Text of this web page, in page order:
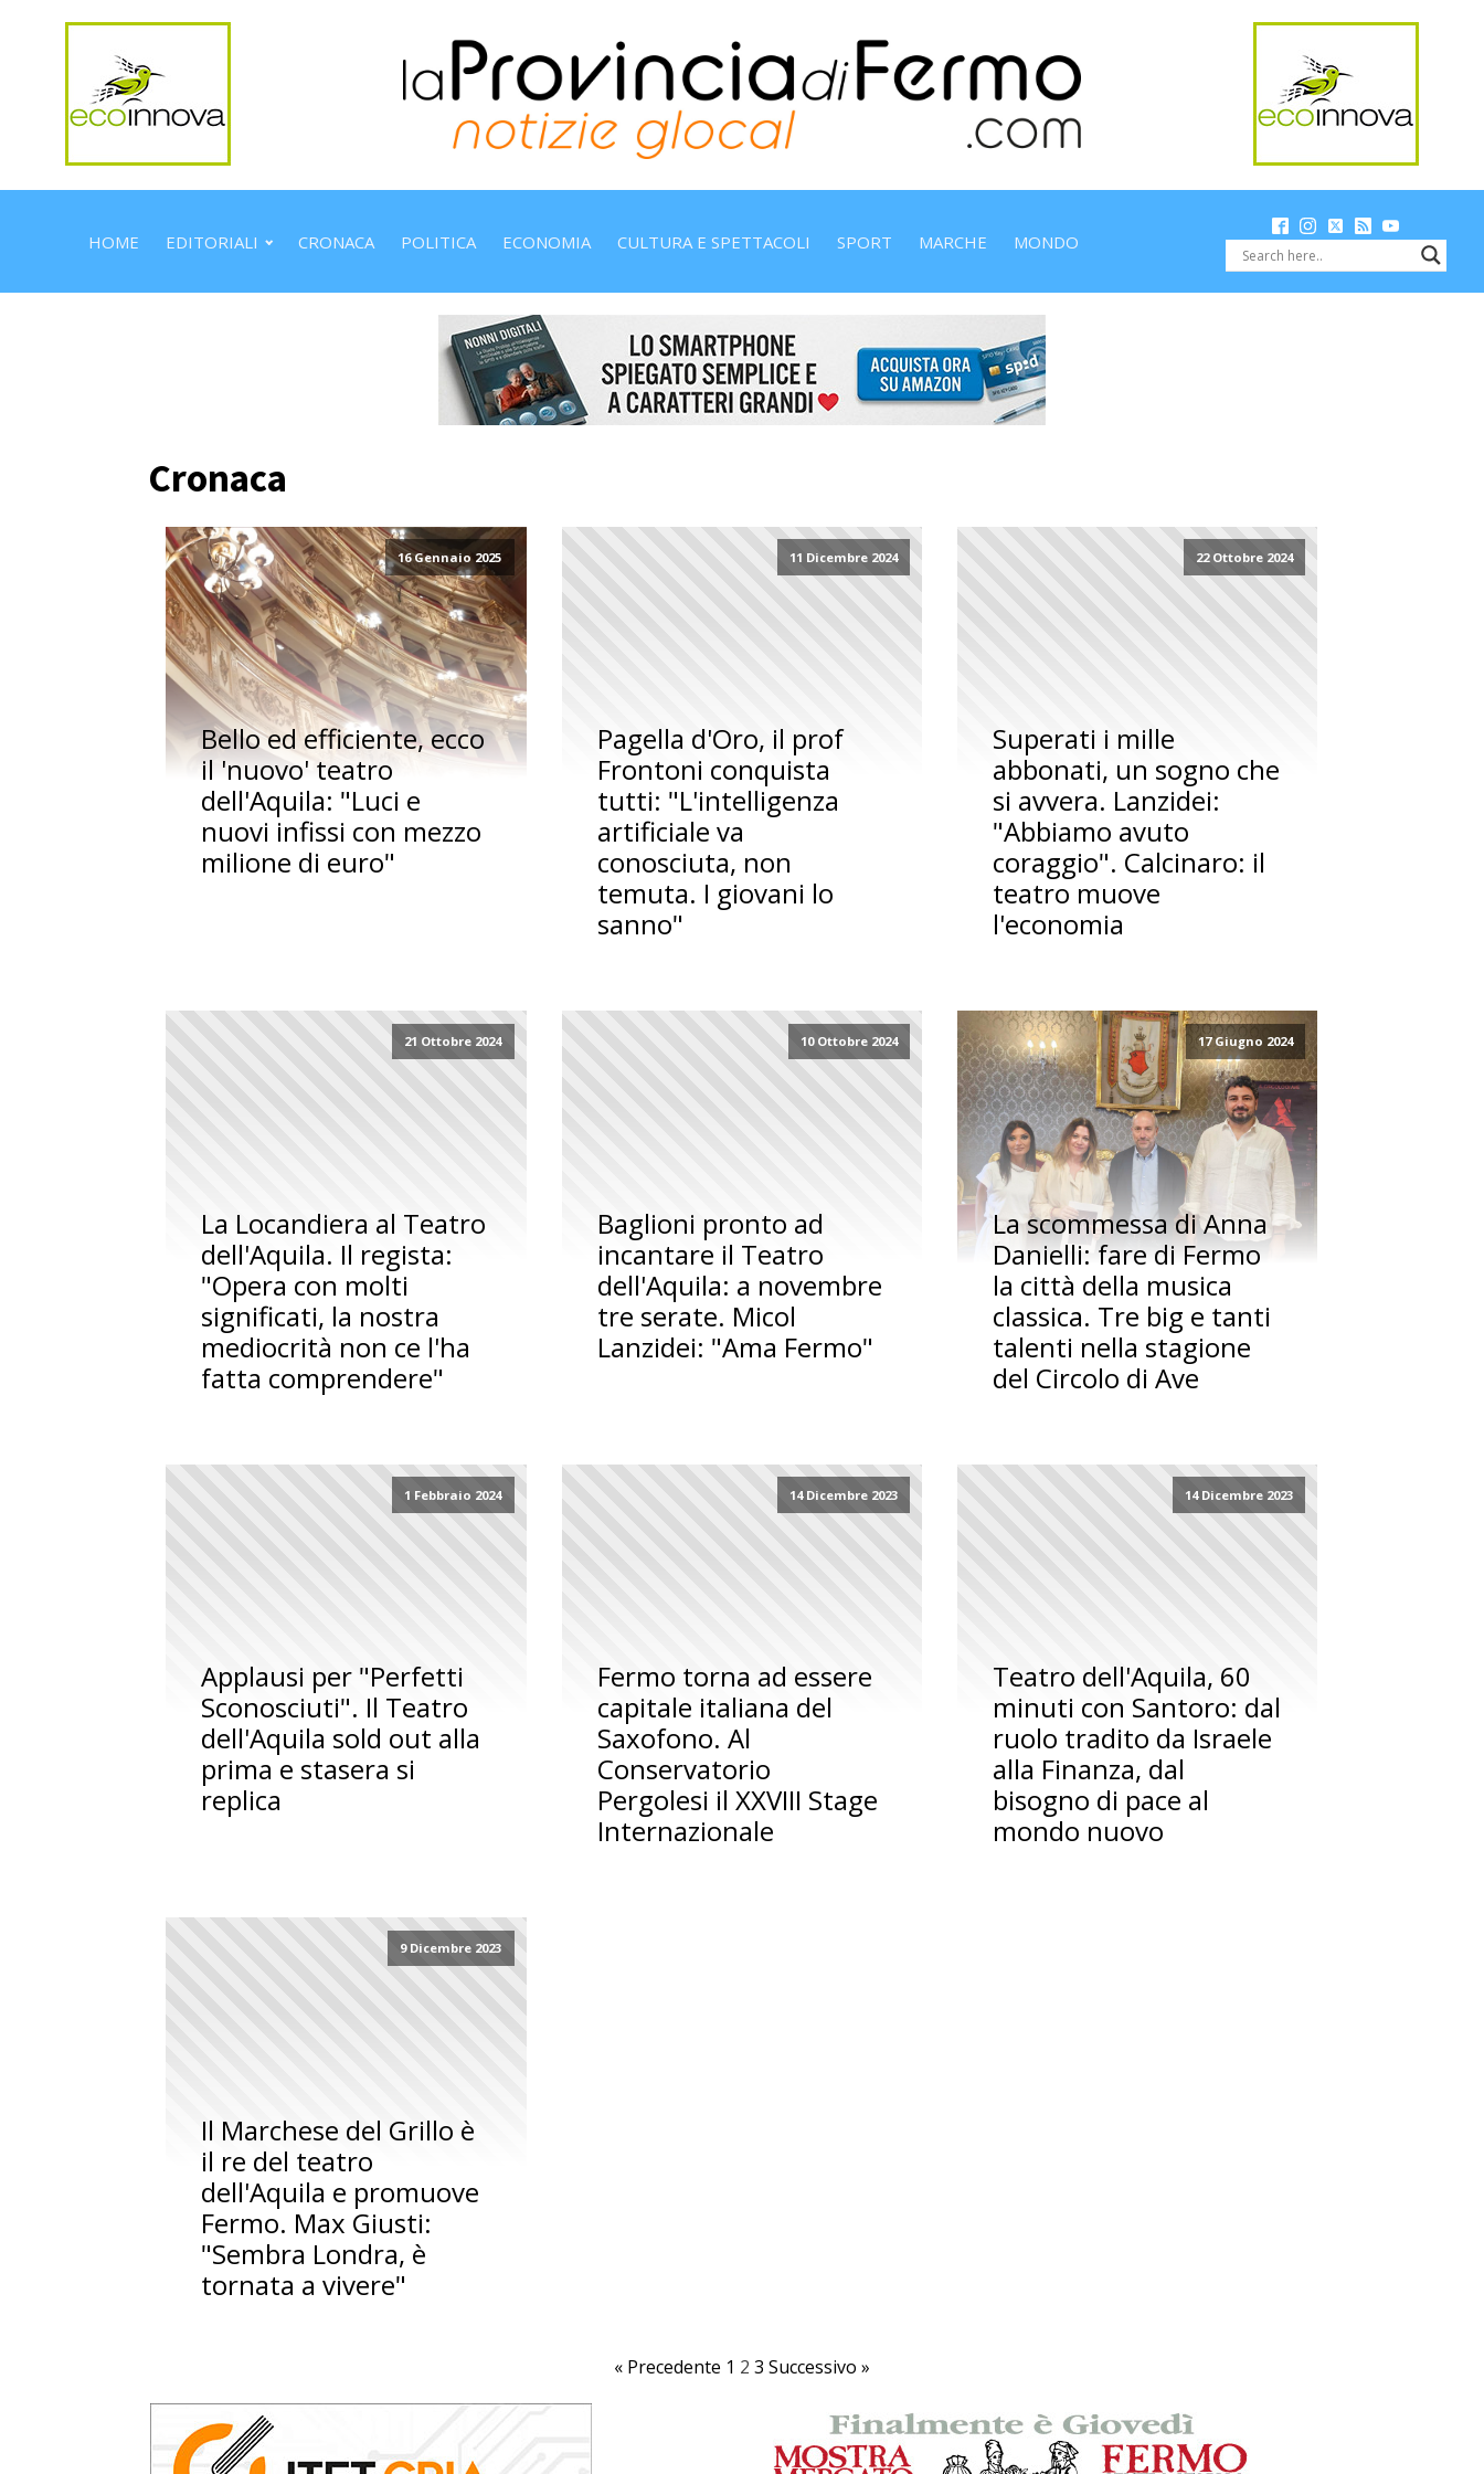
HOME EDITORIALI CRONACA POLITICA ECONOMIA CULTURA E SPETTACOLI SPORT MARCHE MONDO
Cronaca
16 Gennaio 2025
Bello ed efficiente, ecco
il 'nuovo' teatro
dell'Aquila: "Luci e
nuovi infissi con mezzo
milione di euro"
11 Dicembre 2024
Pagella d'Oro, il prof
Frontoni conquista
tutti: "L'intelligenza
artificiale va
conosciuta, non
temuta. I giovani lo
sanno"
22 Ottobre 2024
Superati i mille
abbonati, un sogno che
si avvera. Lanzidei:
"Abbiamo avuto
coraggio". Calcinaro: il
teatro muove
l'economia
21 Ottobre 2024
La Locandiera al Teatro
dell'Aquila. Il regista:
"Opera con molti
significati, la nostra
mediocrità non ce l'ha
fatta comprendere"
10 Ottobre 2024
Baglioni pronto ad
incantare il Teatro
dell'Aquila: a novembre
tre serate. Micol
Lanzidei: "Ama Fermo"
17 Giugno 2024
La scommessa di Anna
Danielli: fare di Fermo
la città della musica
classica. Tre big e tanti
talenti nella stagione
del Circolo di Ave
1 Febbraio 2024
Applausi per "Perfetti
Sconosciuti". Il Teatro
dell'Aquila sold out alla
prima e stasera si
replica
14 Dicembre 2023
Fermo torna ad essere
capitale italiana del
Saxofono. Al
Conservatorio
Pergolesi il XXVIII Stage
Internazionale
14 Dicembre 2023
Teatro dell'Aquila, 60
minuti con Santoro: dal
ruolo tradito da Israele
alla Finanza, dal
bisogno di pace al
mondo nuovo
9 Dicembre 2023
Il Marchese del Grillo è
il re del teatro
dell'Aquila e promuove
Fermo. Max Giusti:
"Sembra Londra, è
tornata a vivere"
« Precedente 1 2 3 Successivo »